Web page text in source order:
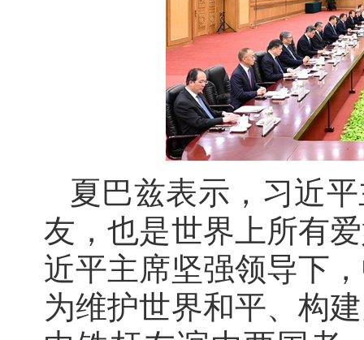
夏巴兹表示，习近
友，也是世界上所有
近平主席坚强领导下
为维护世界和平、构